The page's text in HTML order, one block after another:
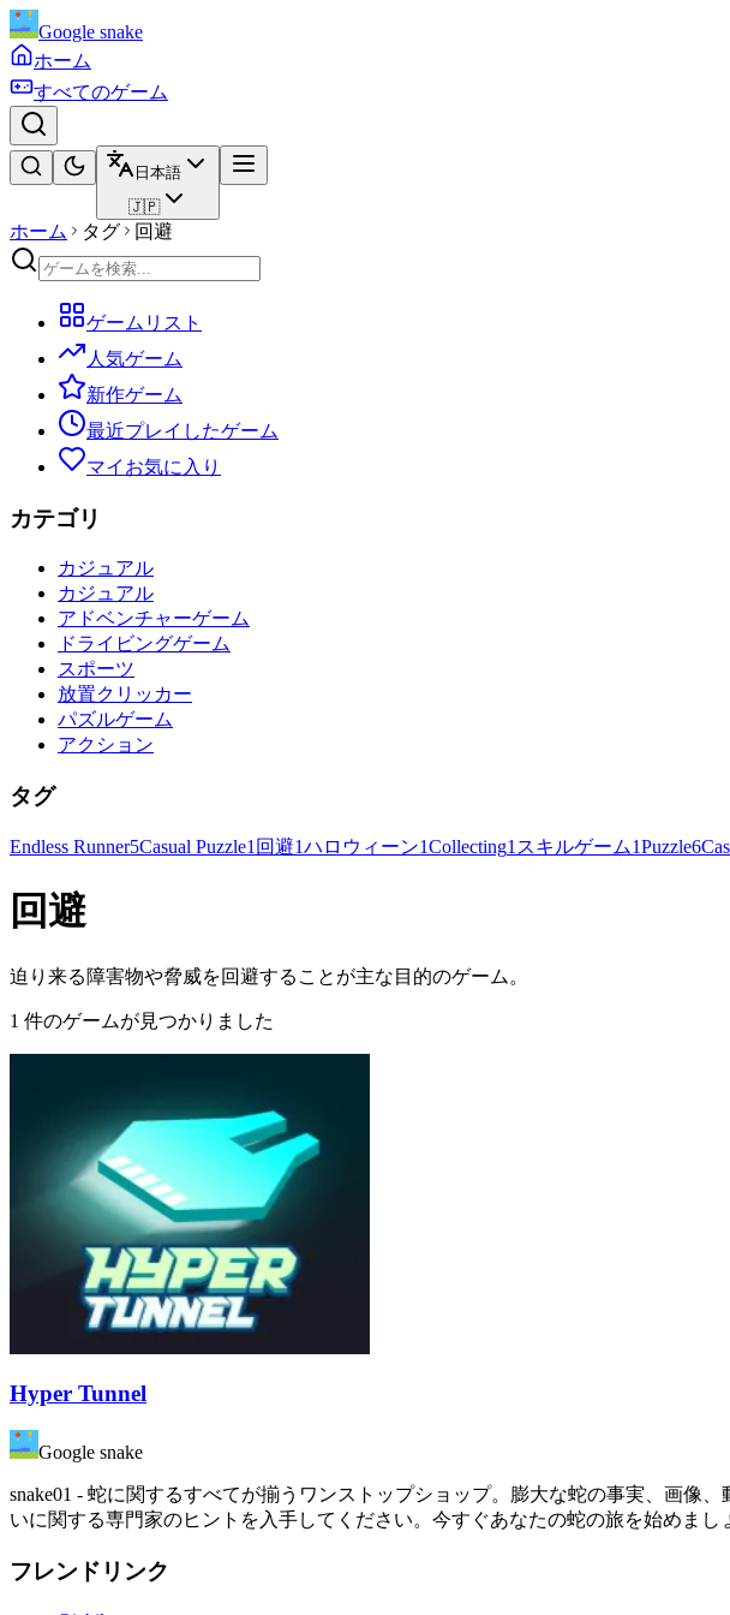
Google snake
ホーム
すべてのゲーム
日本語
🇯🇵
ホーム タグ 回避
ゲームリスト
人気ゲーム
新作ゲーム
最近プレイしたゲーム
マイお気に入り
カテゴリ
カジュアル
カジュアル
アドベンチャーゲーム
ドライビングゲーム
スポーツ
放置クリッカー
パズルゲーム
アクション
タグ
Endless Runner5Casual Puzzle1 回避1ハロウィーン1Collecting1 スキルゲーム1Puzzle6
回避
迫り来る障害物や脅威を回避することが主な目的のゲーム。
1 件のゲームが見つかりました
Hyper Tunnel
Google snake
snake01 - 蛇に関するすべてが揃うワンストップショップ。膨大な蛇の事実、画像
いに関する専門家のヒントを入手してください。今すぐあなたの蛇の旅を始めまし
フレンドリンク